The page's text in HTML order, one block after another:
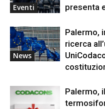
Eventi
presenta
News
Palermo,
ricerca
Palermo,